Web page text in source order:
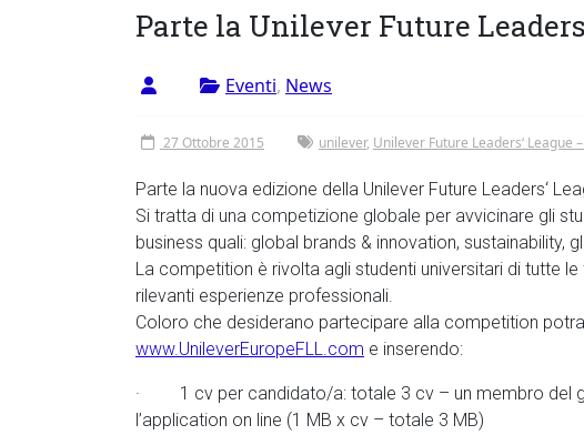
Tor
Vergata
Parte la Unilever Future
Eventi, News
27 Ottobre 2015 unilever, Unilever Future Leaders‘ League
Parte la nuova edizione della Unilever Future Leaders‘
Si tratta di una competizione globale per avvicinare gli
business quali: global brands & innovation, sustainability,
La competition è rivolta agli studenti universitari di tutte
rilevanti esperienze professionali.
Coloro che desiderano partecipare alla competition
www.UnileverEuropeFLL.com e inserendo:
· 1 cv per candidato/a: totale 3 cv – un membro del
l’application on line (1 MB x cv – totale 3 MB)